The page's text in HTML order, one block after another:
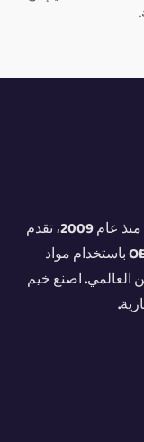
متخصصون في تصميم وتصدير خيم الأسطح منذ عام 2009، تقدم
Sunday Campers حلولًا مخصصة OEM/ODM باستخدام مواد
العالمي. اصنع خيم